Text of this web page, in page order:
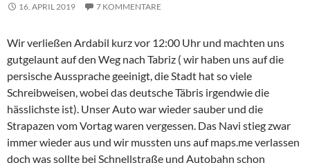
16. APRIL 2019 7 KOMMENTARE
Wir verließen Ardabil kurz vor 12:00 Uhr und machten uns
gutgelaunt auf den Weg nach Tabriz ( wir haben uns auf die
persische Aussprache geeinigt, die Stadt hat so viele
Schreibweisen, wobei das deutsche Täbris irgendwie die
hässlichste ist). Unser Auto war wieder sauber und die
Strapazen vom Vortag waren vergessen. Das Navi stieg zwar
immer wieder aus und wir mussten uns auf maps.me verlassen
doch was sollte bei Schnellstraße und Autobahn schon